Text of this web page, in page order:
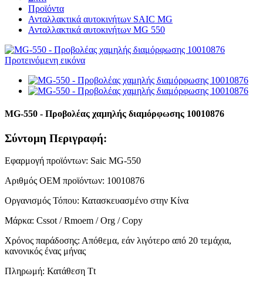
Προϊόντα
Ανταλλακτικά αυτοκινήτων SAIC MG
Ανταλλακτικά αυτοκινήτων MG 550
MG-550 - Προβολέας χαμηλής διαμόρφωσης 10010876
Σύντομη Περιγραφή:
Εφαρμογή προϊόντων: Saic MG-550
Αριθμός OEM προϊόντων: 10010876
Οργανισμός Τόπου: Κατασκευασμένο στην Κίνα
Μάρκα: Cssot / Rmoem / Org / Copy
Χρόνος παράδοσης: Απόθεμα, εάν λιγότερο από 20 τεμάχια,
κανονικός ένας μήνας
Πληρωμή: Κατάθεση Tt